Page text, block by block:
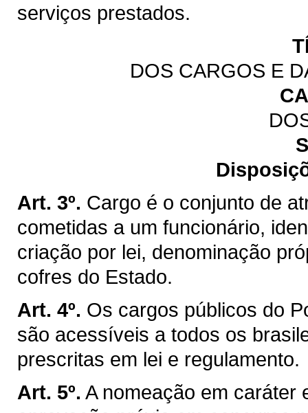
serviços prestados.
DOS CARGOS E
Art. 3º. Cargo é o conjunto de
cometidas a um funcionário,
criação por lei, denominação
cofres do Estado.
Art. 4º. Os cargos públicos do
são acessíveis a todos os
prescritas em lei e regulamento.
Art. 5º. A nomeação em caráter